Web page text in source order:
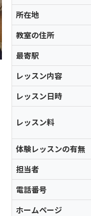
所在地
教室の住所
最寄駅
レッスン内容
レッスン日時
レッスン料
体験レッスンの有無
担当者
電話番号
ホームページ